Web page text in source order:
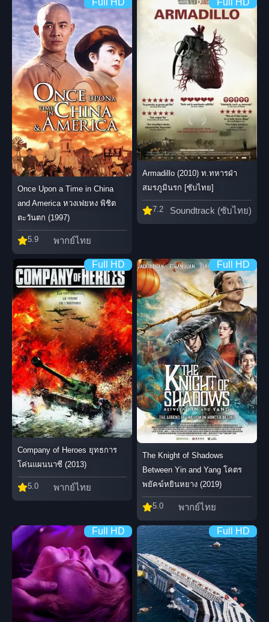
Full HD
Once Upon a Time in China
and America หวงเฟยหง พิชิต
ตะวันตก (1997)
5.9 พากย์ไทย
Full HD
Armadillo (2010) ท.ทหารฝ่า
สมรภูมินรก [ซับไทย]
7.2 Soundtrack (ซับไทย)
Full HD
Company of Heroes ยุทธการ
โค่นแผนนาซี (2013)
5.0 พากย์ไทย
Full HD
The Knight of Shadows
Between Yin and Yang โคตร
พยัคฆ์หยินหยาง (2019)
5.0 พากย์ไทย
Full HD Full HD